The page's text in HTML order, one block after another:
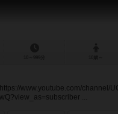
www.youtube.com/channel/
...